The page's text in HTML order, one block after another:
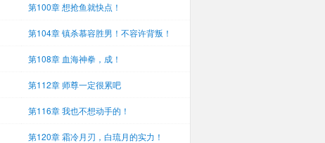
第100章 想抢鱼就快点！
第104章 镇杀慕容胜男！不容许背叛！
第108章 血海神拳，成！
第112章 师尊一定很累吧
第116章 我也不想动手的！
第120章 霜冷月刃，白琉月的实力！